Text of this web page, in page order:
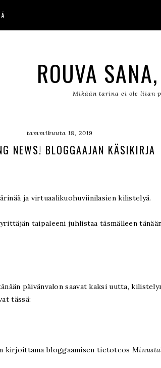
ROUVA
Mikään tarina ei ole liian
tammikuuta 18, 2019
NEWS! BLOGGAAJAN KÄSIKIRJA
ja virtuaalikuohuviinilasien kilistelyä.
taipaleeni juhlistaa täsmälleen
päivänvalon saavat kaksi uutta,
tässä:
kirjoittama bloggaamisen tietoteos